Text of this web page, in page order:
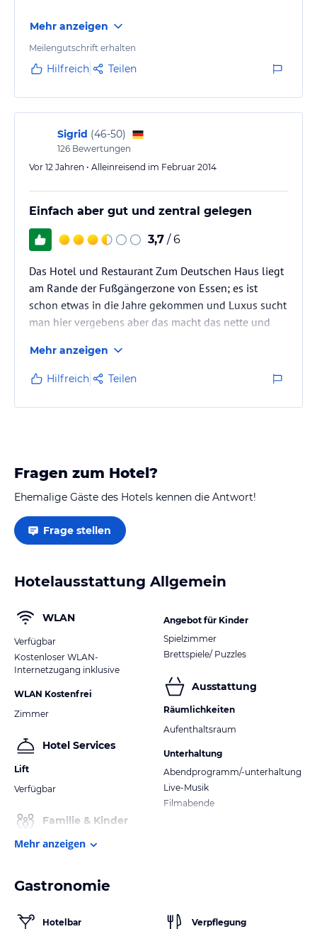
Mehr anzeigen
Meilengutschrift erhalten
Hilfreich Teilen
Sigrid (46-50)
126 Bewertungen
Vor 12 Jahren • Alleinreisend im Februar 2014
Einfach aber gut und zentral gelegen
3,7 / 6
Das Hotel und Restaurant Zum Deutschen Haus liegt
am Rande der Fußgängerzone von Essen; es ist
schon etwas in die Jahre gekommen und Luxus sucht
man hier vergebens aber das macht das nette und
Messezeit und einem Buchungsfehler ein anderes
Zimmer zur Verfügung gestellt.
Mehr anzeigen
Hilfreich Teilen
Fragen zum Hotel?
Ehemalige Gäste des Hotels kennen die Antwort!
Frage stellen
Hotelausstattung Allgemein
WLAN
Verfügbar
Kostenloser WLAN-
Internetzugang inklusive
WLAN Kostenfrei
Zimmer
Hotel Services
Lift
Verfügbar
Familie & Kinder
Angebot für Kinder
Spielzimmer
Brettspiele/ Puzzles
Ausstattung
Räumlichkeiten
Aufenthaltsraum
Unterhaltung
Abendprogramm/-unterhaltung
Live-Musik
Filmabende
Mehr anzeigen
Gastronomie
Hotelbar Verpflegung